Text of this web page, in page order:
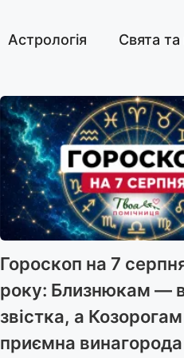
Астрологія Свята та
Гороскоп на 7
року: Близнюкам —
звістка, а
приємна винагорода